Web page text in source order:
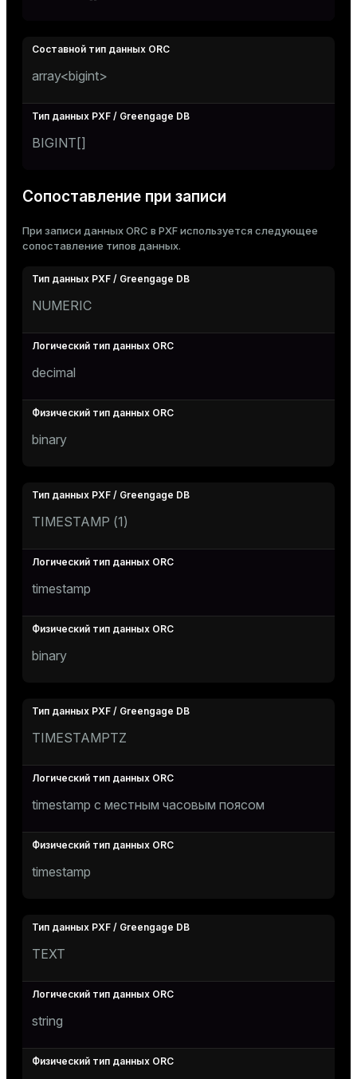
array<bigint>
BIGINT[]
Сопоставление при записи
При записи данных ORC в PXF используется следующее
сопоставление типов данных.
NUMERIC
decimal
binary
TIMESTAMP (1)
timestamp
binary
TIMESTAMPTZ
timestamp с местным часовым поясом
timestamp
TEXT
string